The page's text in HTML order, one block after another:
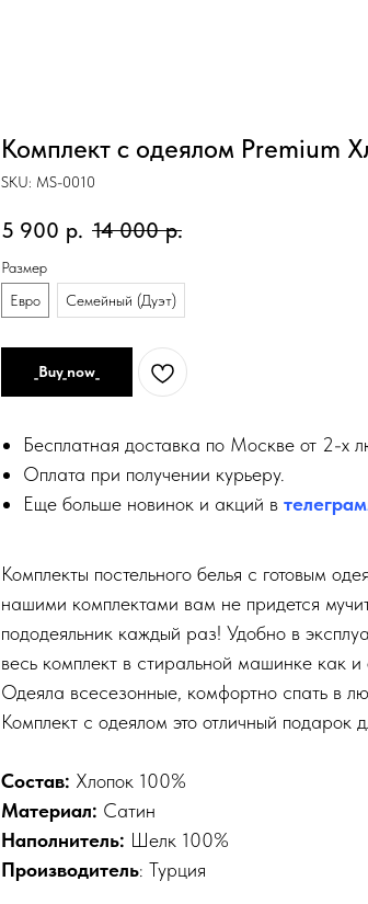
Комплект с одеялом Premium
SKU: MS-0010
5 900 р. 14 000 р.
Размер
Евро
Семейный (Дуэт)
_Buy_now_
Бесплатная доставка по Москве от 2-х
Оплата при получении курьеру.
Еще больше новинок и акций в
Комплекты постельного белья с готовым
нашими комплектами вам не придется
пододеяльник каждый раз! Удобно в
весь комплект в стиральной машинке как и
Одеяла всесезонные, комфортно спать в
Комплект с одеялом это отличный подарок
Состав: Хлопок 100%
Материал: Сатин
Наполнитель: Шелк 100%
Производитель: Турция